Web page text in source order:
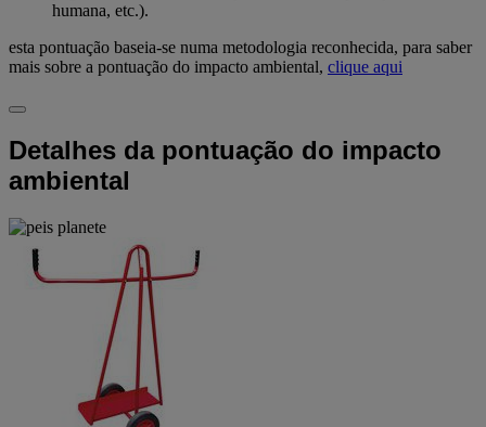
humana, etc.).
esta pontuação baseia-se numa metodologia reconhecida, para saber
mais sobre a pontuação do impacto ambiental, clique aqui
Detalhes da pontuação do impacto
ambiental